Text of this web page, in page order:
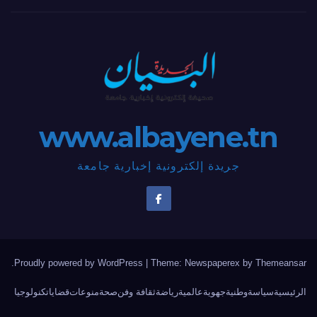
www.albayene.tn
جريدة إلكترونية إخبارية جامعة
Proudly powered by WordPress Theme: Newspaperex by Themeansar
.
الرئيسيةسياسةوطنيةجهويةعالميةرياضةثقافة وفنصحةمنوعاتقضاياتكنولوجيا